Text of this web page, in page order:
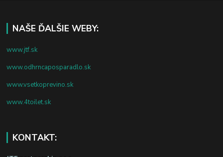
NAŠE ĎALŠIE WEBY:
www.jtf.sk
www.odhrncaposparadlo.sk
www.vsetkoprevino.sk
www.4toilet.sk
KONTAKT: